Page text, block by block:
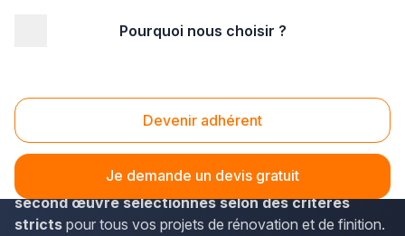
Pourquoi nous choisir ?
Devenir adhérent
Je demande un devis gratuit
Second oeuvre Haut-Rhin (68)
Vous recherchez des professionnels qualifiés pour vos
travaux de second œuvre dans le Haut-Rhin ? La solution
Plus que pro vous met en relation avecdes artisans du
second œuvre sélectionnés selon des critères
stricts pour tous vos projets de rénovation et de finition.